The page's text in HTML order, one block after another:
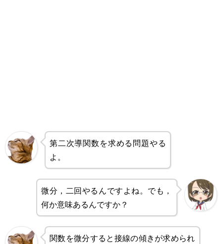
第二次導関数を求める問題やる
よ。
微分，二回やるんですよね。でも，
何か意味あるんですか？
関数を微分すると接線の傾きが求められ